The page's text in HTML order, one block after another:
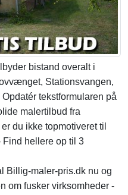
bistand overalt i
Stationsvangen,
tekstformularen på
malertilbud fra
du ikke topmotiveret til
Find hellere op til 3
Billig-maler-pris.dk nu og
om fusker virksomheder -